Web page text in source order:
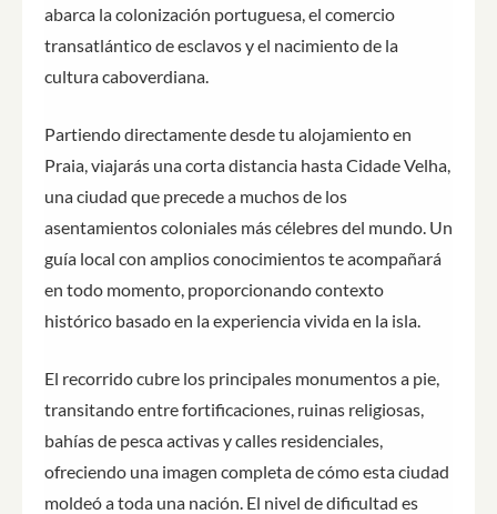
abarca la colonización portuguesa, el comercio
transatlántico de esclavos y el nacimiento de la
cultura caboverdiana.
Partiendo directamente desde tu alojamiento en
Praia, viajarás una corta distancia hasta Cidade Velha,
una ciudad que precede a muchos de los
asentamientos coloniales más célebres del mundo. Un
guía local con amplios conocimientos te acompañará
en todo momento, proporcionando contexto
histórico basado en la experiencia vivida en la isla.
El recorrido cubre los principales monumentos a pie,
transitando entre fortificaciones, ruinas religiosas,
bahías de pesca activas y calles residenciales,
ofreciendo una imagen completa de cómo esta ciudad
moldeó a toda una nación. El nivel de dificultad es